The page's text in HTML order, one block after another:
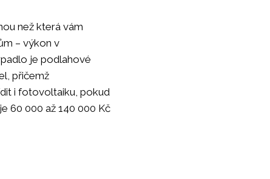
než která vám
– výkon v
je podlahové
přičemž
i fotovoltaiku, pokud
60 000 až 140 000 Kč